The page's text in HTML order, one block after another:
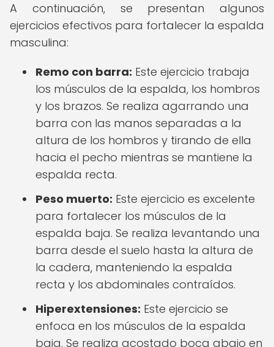
A continuación, se presentan algunos
ejercicios efectivos para fortalecer la espalda
masculina:
Remo con barra: Este ejercicio trabaja
los músculos de la espalda, los hombros
y los brazos. Se realiza agarrando una
barra con las manos separadas a la
altura de los hombros y tirando de ella
hacia el pecho mientras se mantiene la
espalda recta.
Peso muerto: Este ejercicio es excelente
para fortalecer los músculos de la
espalda baja. Se realiza levantando una
barra desde el suelo hasta la altura de
la cadera, manteniendo la espalda
recta y los abdominales contraídos.
Hiperextensiones: Este ejercicio se
enfoca en los músculos de la espalda
baja. Se realiza acostado boca abajo en